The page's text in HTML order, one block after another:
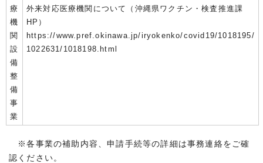
療
機
関
設
備
整
備
事
業
外来対応医療機関について（沖縄県ワクチン・検査推進課
HP）
https://www.pref.okinawa.jp/iryokenko/covid19/1018195/
1022631/1018198.html
※各事業の補助内容、申請手続等の詳細は事務連絡をご確
認ください。